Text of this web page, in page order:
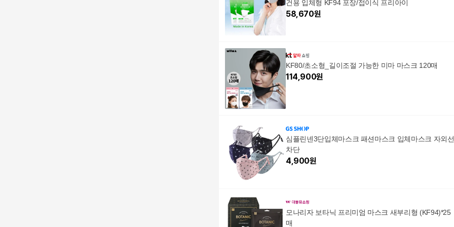
건용 입체형 KF94 포장/접이식 프리아이
58,670원
KF80/초소형_길이조절 가능한 미마 마스크 120매
114,900원
심플린넨3단입체마스크 패션마스크 입체마스크 자외선
차단
4,900원
모나리자 보타닉 프리미엄 마스크 새부리형 (KF94)*25
매